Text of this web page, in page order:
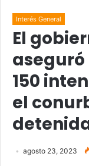
Interés General
El
150
el
agosto 23, 2023